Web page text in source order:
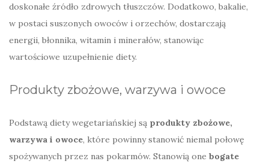
doskonałe źródło zdrowych tłuszczów. Dodatkowo, bakalie,
w postaci suszonych owoców i orzechów, dostarczają
energii, błonnika, witamin i minerałów, stanowiąc
wartościowe uzupełnienie diety.
Produkty zbożowe, warzywa i owoce
Podstawą diety wegetariańskiej są produkty zbożowe,
warzywa i owoce, które powinny stanowić niemal połowę
spożywanych przez nas pokarmów. Stanowią one bogate